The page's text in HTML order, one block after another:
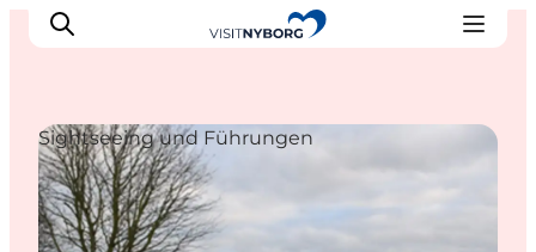
Erlebnisse in Nyborg
Outdoor
Sightseeing und Führungen